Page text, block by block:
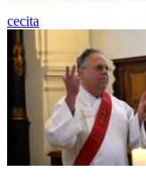
cecita